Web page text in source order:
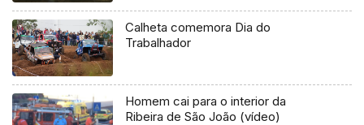
Calheta comemora Dia do
Trabalhador
Homem cai para o interior da
Ribeira de São João (vídeo)